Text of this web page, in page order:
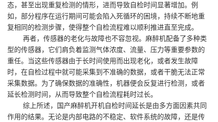
态，甚至出现重复检测的情形，进而导致自检时间显著增加。例
如，部分程序在运行期间可能会陷入死循环的困境，持续不断地重
复相同的检测步骤，使得整个自检流程难以顺利推进直至完成。
再者，传感器的老化与故障也不容忽视。麻醉机配备了多种类
型的传感器，它们肩负着监测气体浓度、流量、压力等重要参数的
重任。当这些传感器由于长时间使用而出现老化，或者发生故障
时，在自检过程中就可能采集到不准确的数据，或者干脆无法正常
采集数据。为了确保数据的准确性，机器便会反复进行检测，或者
延长检测时间，从而导致整个自检流程耗时过长。
综上所述，国产麻醉机开机自检时间延长是由多方面因素共同
作用的结果。无论是内部电路的不稳定、软件系统的故障，还是传